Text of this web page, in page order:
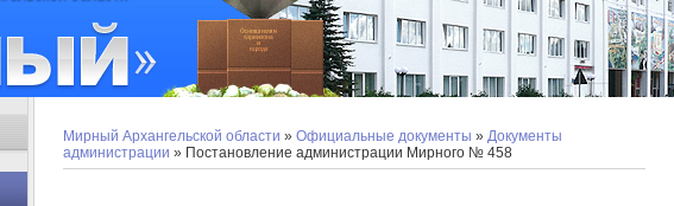
Мирный Архангельской области » Официальные документы » Документы
администрации » Постановление администрации Мирного № 458